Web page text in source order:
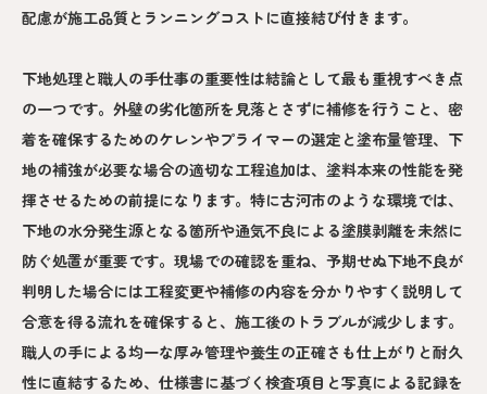
配慮が施工品質とランニングコストに直接結び付きます。
下地処理と職人の手仕事の重要性は結論として最も重視すべき点
の一つです。外壁の劣化箇所を見落とさずに補修を行うこと、密
着を確保するためのケレンやプライマーの選定と塗布量管理、下
地の補強が必要な場合の適切な工程追加は、塗料本来の性能を発
揮させるための前提になります。特に古河市のような環境では、
下地の水分発生源となる箇所や通気不良による塗膜剥離を未然に
防ぐ処置が重要です。現場での確認を重ね、予期せぬ下地不良が
判明した場合には工程変更や補修の内容を分かりやすく説明して
合意を得る流れを確保すると、施工後のトラブルが減少します。
職人の手による均一な厚み管理や養生の正確さも仕上がりと耐久
性に直結するため、仕様書に基づく検査項目と写真による記録を